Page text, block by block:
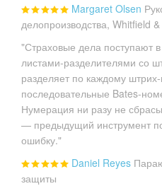
Margaret Olsen
делопроизводства, Whitfield
"Страховые дела поступают
листами-разделителями со
разделяет по каждому
последовательные Bates-
Нумерация ни разу не
— предыдущий инструмент
ошибку."
Daniel Reyes
защиты